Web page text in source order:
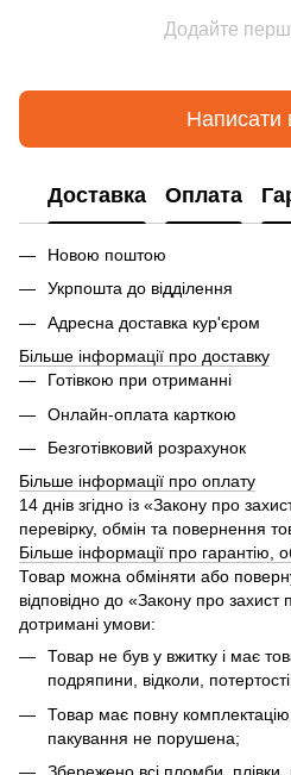
Додайте
Написати
Доставка Оплата
Новою поштою
Укрпошта до відділення
Адресна доставка кур'єром
Більше інформації про доставку
Готівкою при отриманні
Онлайн-оплата карткою
Безготівковий розрахунок
Більше інформації про оплату
14 днів згідно із «Закону про
перевірку, обмін та повернення
Більше інформації про гарантію,
Товар можна обміняти або
відповідно до «Закону про
дотримані умови:
Товар не був у вжитку і має
подряпини, відколи,
Товар має повну комплектацію,
пакування не порушена;